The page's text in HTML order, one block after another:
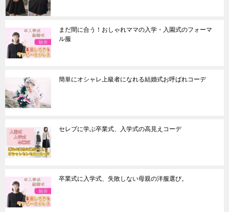
まだ間に合う！おしゃれママの入学・入園式のフォーマ
ル服
簡単にオシャレ上級者になれる結婚式お呼ばれコーデ
セレブに学ぶ卒業式、入学式の高見えコーデ
卒業式に入学式、失敗しない母親の洋服選び。